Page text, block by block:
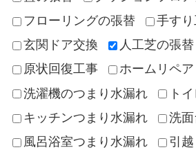
フローリングの張替
手す
玄関ドア交換
人工芝の張替
原状回復工事
ホームリペア
洗濯機のつまり水漏れ
ト
キッチンつまり水漏れ
洗
風呂浴室つまり水漏れ
引